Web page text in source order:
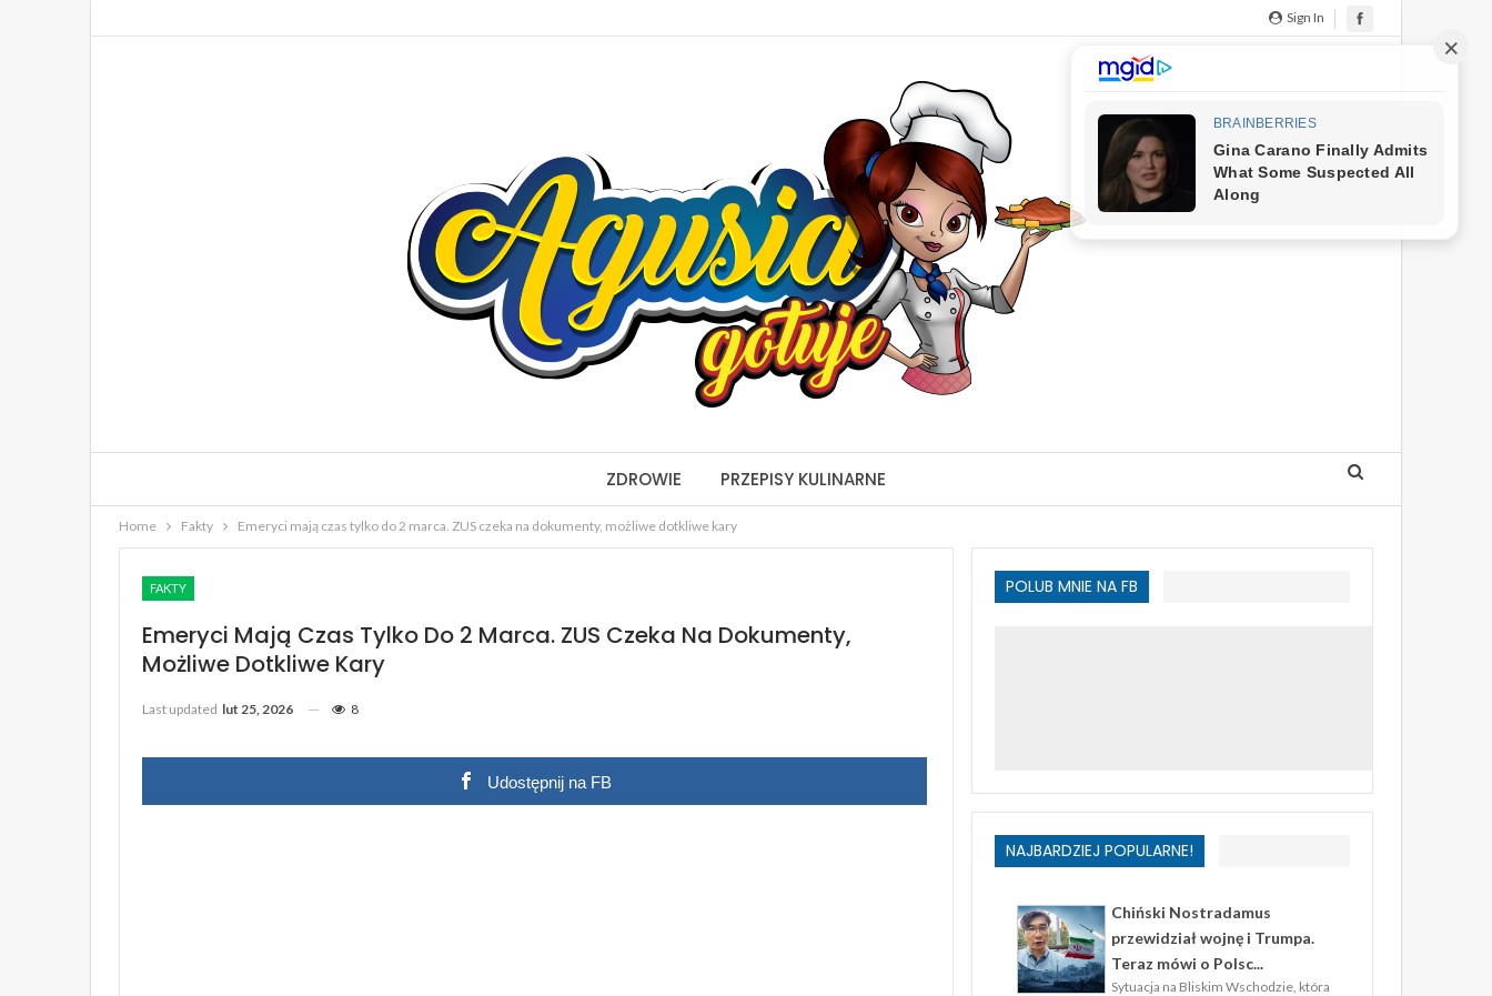
Sign In
ZDROWIE PRZEPISY KULINARNE
Home Fakty Emeryci mają czas tylko do 2 marca. ZUS czeka na dokumenty, możliwe dotkliwe kary
FAKTY
Emeryci Mają Czas Tylko Do 2 Marca. ZUS Czeka Na Dokumenty,
Możliwe Dotkliwe Kary
Last updated lut 25, 2026 8
Udostępnij na FB
POLUB MNIE NA FB
NAJBARDZIEJ POPULARNE!
Chiński Nostradamus
przewidział wojnę i Trumpa.
Teraz mówi o Polsc...
Sytuacja na Bliskim Wschodzie, która